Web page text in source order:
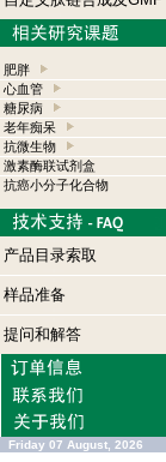
肥胖
心血管
糖尿病
老年痴呆
抗微生物
激素酶联试剂盒
抗癌小分子化合物
产品目录索取
样品准备
提问和解答
Friday 07 August, 2026